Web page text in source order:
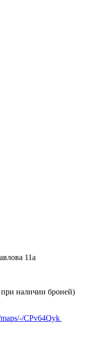
11а
наличии броней)
CPv64Qyk